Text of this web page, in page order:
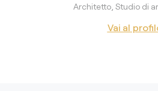
Architetto, Studio di
Vai al